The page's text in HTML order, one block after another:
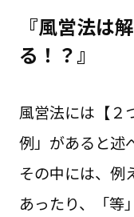
『風営法は
る！？』
風営法には【２
例」があると述
その中には、例
あったり、「等